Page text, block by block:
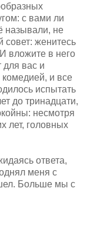
с вами ли
называли, не
совет: женитесь
вложите в него
для вас и
и все
испытать
до тринадцати,
несмотря
лет, головных
ответа,
меня с
Больше мы с